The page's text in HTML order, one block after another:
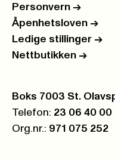
Personvern ->
Åpenhetsloven ->
Ledige stillinger ->
Nettbutikken ->
Postboks:
Boks 7003 St.
Telefon: 23 06 40 00
Org.nr.: 971 075 252